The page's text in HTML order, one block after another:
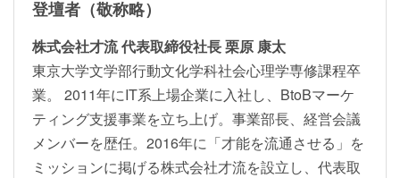
登壇者（敬称略）
株式会社才流 代表取締役社長 栗原 康太
東京大学文学部行動文化学科社会心理学専修課程卒
業。 2011年にIT系上場企業に入社し、BtoBマーケ
ティング支援事業を立ち上げ。事業部長、経営会議
メンバーを歴任。2016年に「才能を流通させる」を
ミッションに掲げる株式会社才流を設立し、代表取